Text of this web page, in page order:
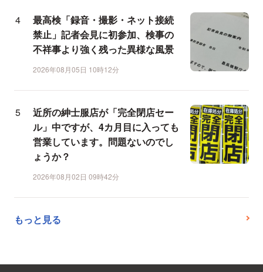
最高検「録音・撮影・ネット接続
禁止」記者会見に初参加、検事の
不祥事より強く残った異様な風景
2026年08月05日 10時12分
近所の紳士服店が「完全閉店セー
ル」中ですが、4カ月目に入っても
営業しています。問題ないのでし
ょうか？
2026年08月02日 09時42分
もっと見る